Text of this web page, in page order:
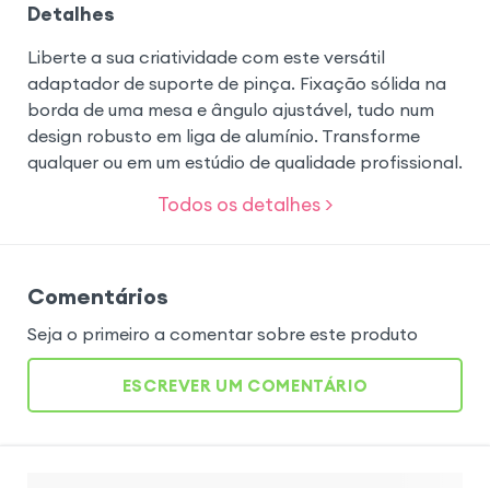
Detalhes
Liberte a sua criatividade com este versátil
adaptador de suporte de pinça. Fixação sólida na
borda de uma mesa e ângulo ajustável, tudo num
design robusto em liga de alumínio. Transforme
qualquer ou em um estúdio de qualidade profissional.
Todos os detalhes >
Comentários
Seja o primeiro a comentar sobre este produto
ESCREVER UM COMENTÁRIO